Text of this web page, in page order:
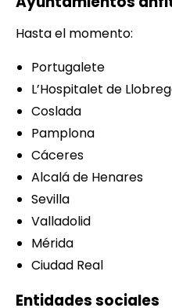
Hasta el momento:
Portugalete
L’Hospitalet de
Coslada
Pamplona
Cáceres
Alcalá de Henares
Sevilla
Valladolid
Mérida
Ciudad Real
Entidades sociales